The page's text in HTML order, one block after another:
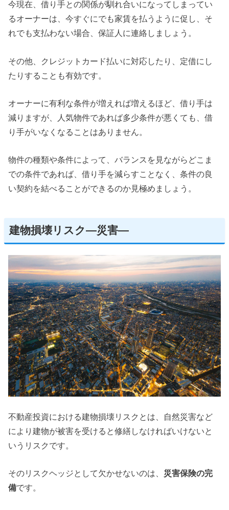
今現在、借り手との関係が馴れ合いになってしまってい
るオーナーは、今すぐにでも家賃を払うように促し、そ
れでも支払わない場合、保証人に連絡しましょう。
その他、クレジットカード払いに対応したり、定借にし
たりすることも有効です。
オーナーに有利な条件が増えれば増えるほど、借り手は
減りますが、人気物件であれば多少条件が悪くても、借
り手がいなくなることはありません。
物件の種類や条件によって、バランスを見ながらどこま
での条件であれば、借り手を減らすことなく、条件の良
い契約を結べることができるのか見極めましょう。
建物損壊リスク—災害—
不動産投資における建物損壊リスクとは、自然災害など
により建物が被害を受けると修繕しなければいけないと
いうリスクです。
そのリスクヘッジとして欠かせないのは、 災害保険の完
備です。